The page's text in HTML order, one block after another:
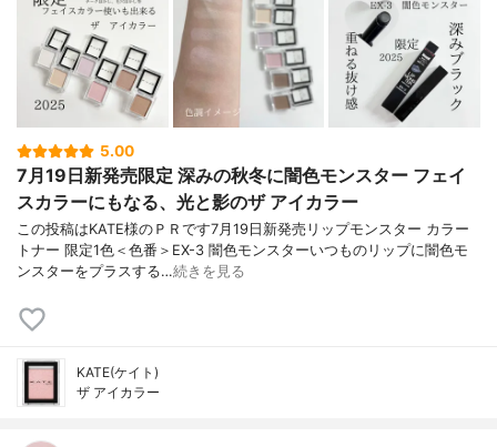
5.00
7月19日新発売限定 深みの秋冬に闇色モンスター フェイ
スカラーにもなる、光と影のザ アイカラー
この投稿はKATE様のＰＲです7月19日新発売リップモンスター カラー
トナー 限定1色＜色番＞EX-3 闇色モンスターいつものリップに闇色モ
ンスターをプラスする…続きを見る
KATE(ケイト)
ザ アイカラー